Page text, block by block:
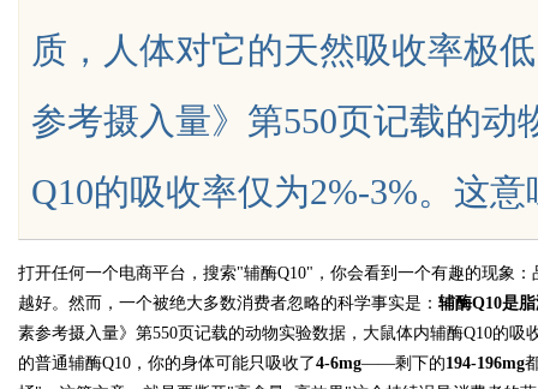
质，人体对它的天然吸收率极
参考摄入量》第550页记载的
Q10的吸收率仅为2%-3%。这
打开任何一个电商平台，搜索"辅酶Q10"，你会看到一个有趣的现象
越好。然而，一个被绝大多数消费者忽略的科学事实是： 辅酶Q10是
素参考摄入量》第550页记载的动物实验数据，大鼠体内辅酶Q10的吸
的普通辅酶Q10，你的身体可能只吸收了4-6mg——剩下的194-196mg